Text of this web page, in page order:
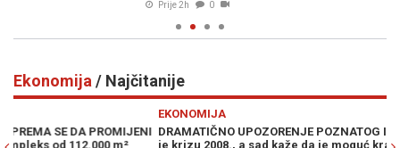
Ekonomija / Najčitanije
DRAMATIČNO UPOZORENJE POZNATOG INVESTITORA: Predvidio
je krizu 2008., a sad kaže da je moguć krah poput onog iz 1987.